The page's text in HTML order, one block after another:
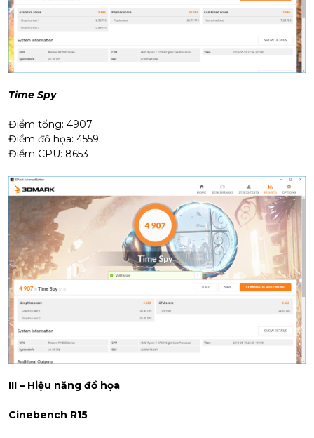
Time Spy
Điểm tổng: 4907
Điểm đồ họa: 4559
Điểm CPU: 8653
III – Hiệu năng đồ họa
Cinebench R15